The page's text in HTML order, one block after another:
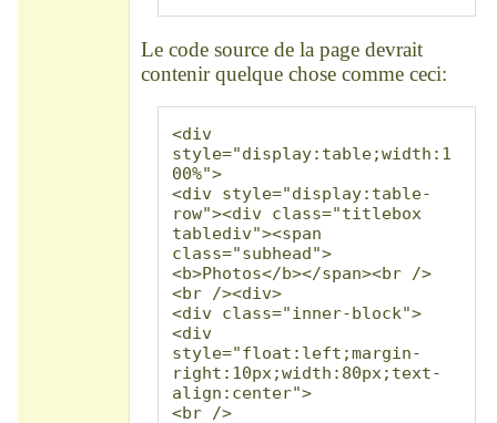
Le code source de la page devrait
contenir quelque chose comme ceci:
<div
style="display:table;width:1
00%">
<div style="display:table-
row"><div class="titlebox
tablediv"><span
class="subhead">
<b>Photos</b></span><br />
<br /><div>
<div class="inner-block">
<div
style="float:left;margin-
right:10px;width:80px;text-
align:center">
<br />